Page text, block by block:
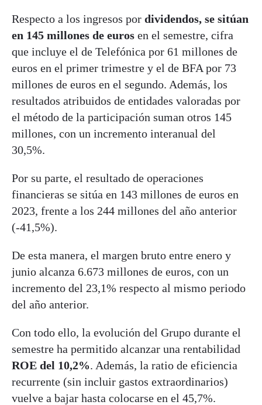
Respecto a los ingresos por dividendos, se sitúan
en 145 millones de euros en el semestre, cifra
que incluye el de Telefónica por 61 millones de
euros en el primer trimestre y el de BFA por 73
millones de euros en el segundo. Además, los
resultados atribuidos de entidades valoradas por
el método de la participación suman otros 145
millones, con un incremento interanual del
30,5%.
Por su parte, el resultado de operaciones
financieras se sitúa en 143 millones de euros en
2023, frente a los 244 millones del año anterior
(-41,5%).
De esta manera, el margen bruto entre enero y
junio alcanza 6.673 millones de euros, con un
incremento del 23,1% respecto al mismo periodo
del año anterior.
Con todo ello, la evolución del Grupo durante el
semestre ha permitido alcanzar una rentabilidad
ROE del 10,2%. Además, la ratio de eficiencia
recurrente (sin incluir gastos extraordinarios)
vuelve a bajar hasta colocarse en el 45,7%.